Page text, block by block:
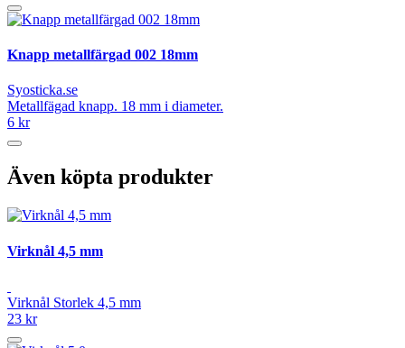
Knapp metallfärgad 002 18mm
Syosticka.se
Metallfägad knapp. 18 mm i diameter.
6 kr
Även köpta produkter
Virknål 4,5 mm
Virknål Storlek 4,5 mm
23 kr